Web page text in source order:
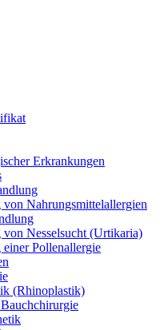
Erkrankungen
von Nahrungsmittelallergien
von Nesselsucht (Urtikaria)
Pollenallergie
(Rhinoplastik)